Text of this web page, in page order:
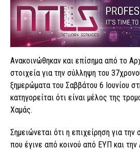
Ανακοινώθηκαν και επίσημα από το
στοιχεία για την σύλληψη του
ξημερώματα του Σαββάτου 6 Ιουνίου
κατηγορείται ότι είναι μέλος της
Χαμάς.
Σημειώνεται ότι η επιχείρηση για
που έγινε από κοινού από ΕΥΠ και την